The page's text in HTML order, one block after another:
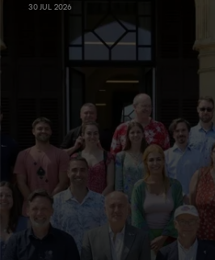
30 JUL 2026